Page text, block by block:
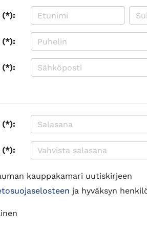
(*):
(*):
(*):
(*):
(*):
kauppakamari uutiskirjeen
ja hyväksyn